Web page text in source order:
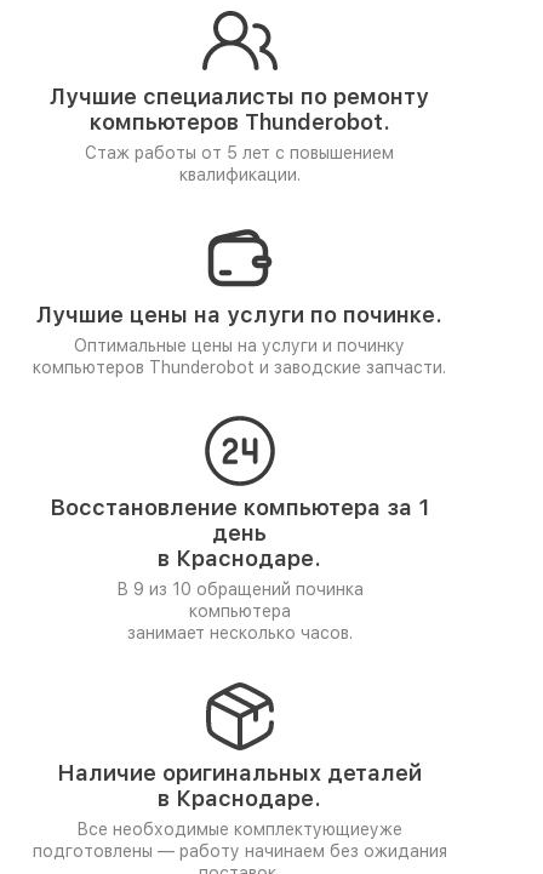
Лучшие специалисты по ремонту
компьютеров Thunderobot.
Стаж работы от 5 лет с повышением
квалификации.
Лучшие цены на услуги по починке.
Оптимальные цены на услуги и починку
компьютеров Thunderobot и заводские запчасти.
Восстановление компьютера за 1
день
в Краснодаре.
В 9 из 10 обращений починка
компьютера
занимает несколько часов.
Наличие оригинальных деталей
в Краснодаре.
Все необходимые комплектующиеуже
подготовлены — работу начинаем без ожидания